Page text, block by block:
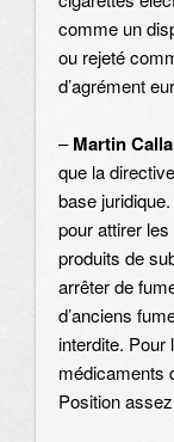
comme un
ou rejeté
d’agrément
–Martin
que la
base
pour attirer
produits de
arrêter de
d’anciens
interdite. Pour
médicaments
Position